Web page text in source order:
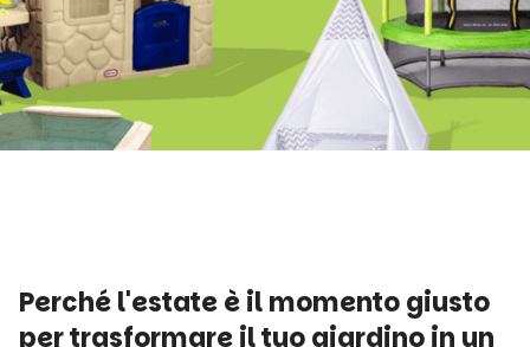
Perché l'estate è il momento giusto
per trasformare il tuo giardino in un